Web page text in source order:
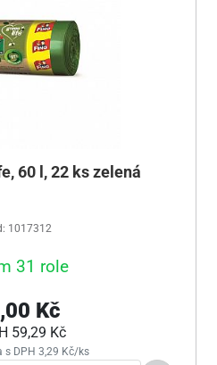
60 l, 22 ks zelená
1017312
31 role
Kč
59,29 Kč
s DPH 3,29 Kč/ks